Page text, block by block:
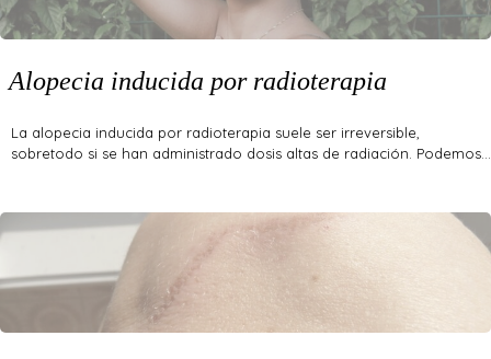
Alopecia inducida por radioterapia
La alopecia inducida por radioterapia suele ser irreversible,
sobretodo si se han administrado dosis altas de radiación. Podemos…